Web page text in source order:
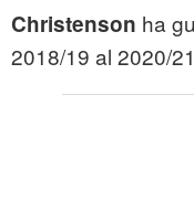
Christenson ha
2018/19 al 2020/